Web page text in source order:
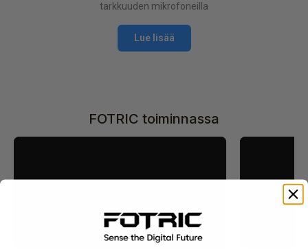
tarkkuuden mikrofoneilla
Lue lisää
FOTRIC toiminnassa